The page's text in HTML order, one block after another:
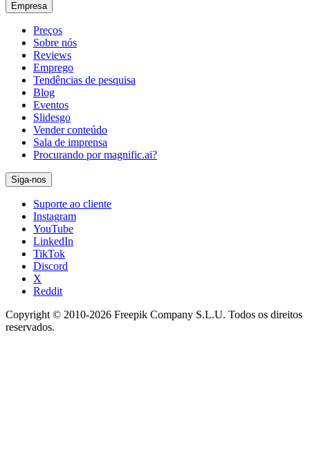
Empresa
Preços
Sobre nós
Reviews
Emprego
Tendências de pesquisa
Blog
Eventos
Slidesgo
Vender conteúdo
Sala de imprensa
Procurando por magnific.ai?
Siga-nos
Suporte ao cliente
Instagram
YouTube
LinkedIn
TikTok
Discord
X
Reddit
Copyright © 2010-2026 Freepik Company S.L.U. Todos os direitos
reservados.